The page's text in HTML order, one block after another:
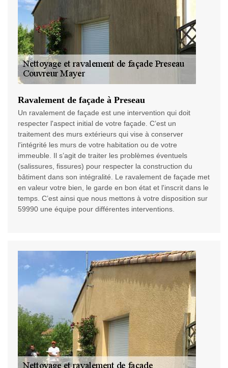
Ravalement de façade à Preseau
Un ravalement de façade est une intervention qui doit
respecter l'aspect initial de votre façade. C’est un
traitement des murs extérieurs qui vise à conserver
l'intégrité les murs de votre habitation ou de votre
immeuble. Il s’agit de traiter les problèmes éventuels
(salissures, fissures) pour respecter la construction du
bâtiment dans son intégralité. Le ravalement de façade met
en valeur votre bien, le garde en bon état et l'inscrit dans le
temps. C’est ainsi que nous mettons à votre disposition sur
59990 une équipe pour différentes interventions.